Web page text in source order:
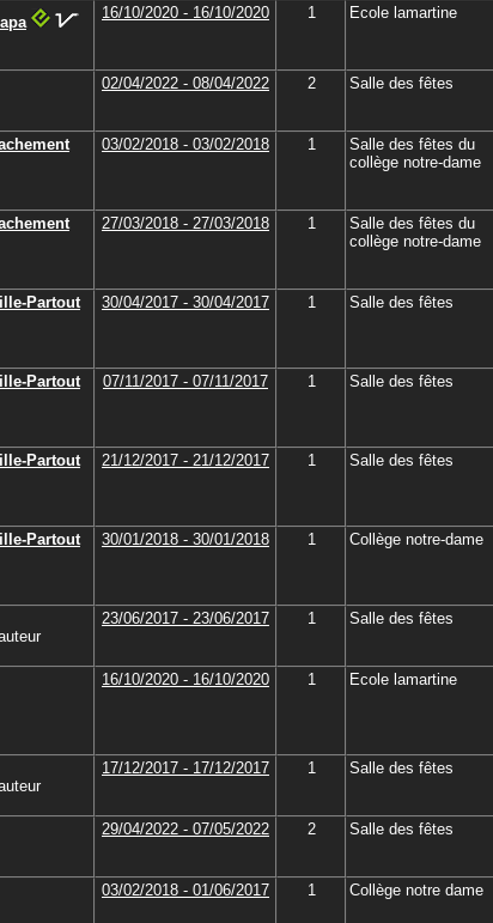
16/10/2020 - 16/10/2020 1 Ecole lamartine
02/04/2022 - 08/04/2022 2 Salle des fêtes
03/02/2018 - 03/02/2018 1
Salle des fêtes du
collège notre-dame
27/03/2018 - 27/03/2018 1
Salle des fêtes du
collège notre-dame
Partout
30/04/2017 - 30/04/2017 1 Salle des fêtes
Partout
07/11/2017 - 07/11/2017 1 Salle des fêtes
Partout
21/12/2017 - 21/12/2017 1 Salle des fêtes
Partout
30/01/2018 - 30/01/2018 1 Collège notre-dame
23/06/2017 - 23/06/2017 1 Salle des fêtes
16/10/2020 - 16/10/2020 1 Ecole lamartine
17/12/2017 - 17/12/2017 1 Salle des fêtes
29/04/2022 - 07/05/2022 2 Salle des fêtes
03/02/2018 - 01/06/2017 1 Collège notre dame